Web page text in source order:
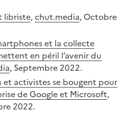
libriste,chut.media, Octobre
et la collecte
en péril l’avenir du
, Septembre 2022.
et activistes se bougent pour
de Google et Microsoft,
2022.